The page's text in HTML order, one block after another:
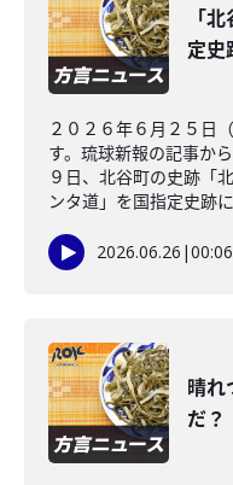
「
定史
２０２６年６月２５日
す。琉球新報の記事か
９日、北谷町の史跡「
ンタ道」を国指定史跡
2026.06.26 |
晴れ
だ？